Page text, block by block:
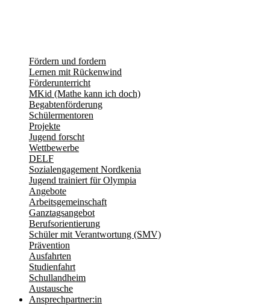
Fördern und fordern
Lernen mit Rückenwind
Förderunterricht
MKid (Mathe kann ich doch)
Begabtenförderung
Schülermentoren
Projekte
Jugend forscht
Wettbewerbe
DELF
Sozialengagement Nordkenia
Jugend trainiert für Olympia
Angebote
Arbeitsgemeinschaft
Ganztagsangebot
Berufsorientierung
Schüler mit Verantwortung (SMV)
Prävention
Ausfahrten
Studienfahrt
Schullandheim
Austausche
Ansprechpartner:in